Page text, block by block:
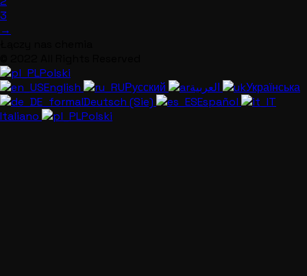
3
→
Polski
English
Русский
Українська
Deutsch (Sie)
Español
Italiano
Polski